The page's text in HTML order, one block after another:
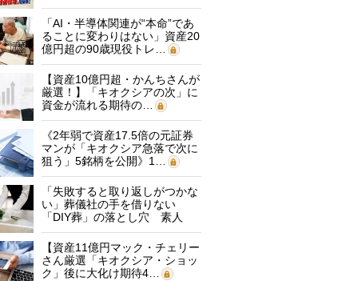
「AI・半導体関連が“本命”であ
ることに変わりはない」資産20
億円超の90歳現役トレ…
【資産10億円超・かんちさんが
厳選！】「キオクシアの次」に
資金が流れる期待の…
《2年弱で資産17.5倍の元証券
マンが「キオクシア急落で次に
狙う」5銘柄を公開》1…
「失敗すると取り返しがつかな
い」葬儀社の手を借りない
「DIY葬」の落とし穴 素人
に…
【資産11億円マック・チェリー
さん厳選「キオクシア・ショッ
ク」後に大化け期待4…